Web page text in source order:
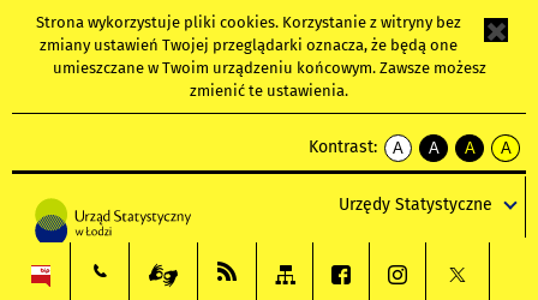
Strona wykorzystuje pliki cookies. Korzystanie z witryny bez
zmiany ustawień Twojej przeglądarki oznacza, że będą one
umieszczane w Twoim urządzeniu końcowym. Zawsze możesz
zmienić te ustawienia.
Kontrast:
A
kontrast
A
kontrast
tekst
czarnym
A
kontrast
tekst
czarnym
A
tekst
żółtym
Urzędy Statystyczne